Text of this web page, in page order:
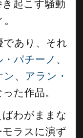
起こす騒動
であり、それ
・パチーノ 、
ン 、 アラン・
た作品。
わがままな
ラスに演ず